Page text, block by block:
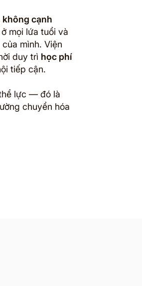
không cạnh
mọi lứa tuổi và
mình. Viện
duy trì học phí
tiếp cận.
lực — đó là
chuyển hóa